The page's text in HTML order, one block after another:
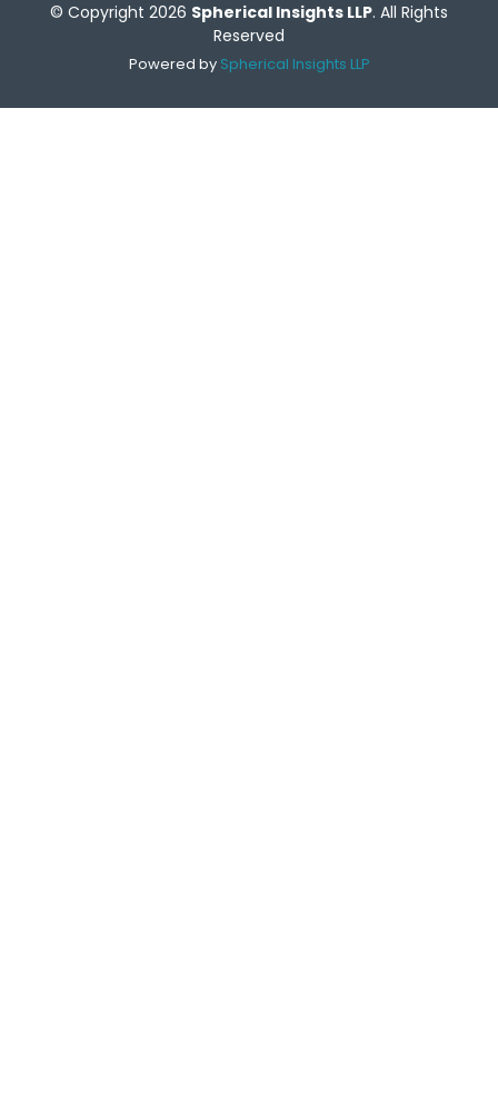
© Copyright 2026 Spherical Insights LLP. All Rights
Reserved
Powered by Spherical Insights LLP